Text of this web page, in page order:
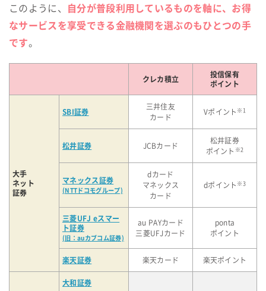
このように、
自分が普段利用しているものを軸に、お得
なサービスを享受できる金融機関を選ぶのもひとつの手
です。
クレカ積立
投信保有
ポイント
大手
ネット
証券
SBI証券
三井住友
カード
Vポイント ※1
松井証券 JCBカード
松井証券
ポイント ※2
マネックス証券
(NTTドコモグループ)
dカード
マネックス
カード
dポイント ※3
三菱UFJ eスマー
ト証券
(旧：auカブコム証券)
au PAYカード
三菱UFJカード
ponta
ポイント
楽天証券 楽天カード 楽天ポイント
大和証券